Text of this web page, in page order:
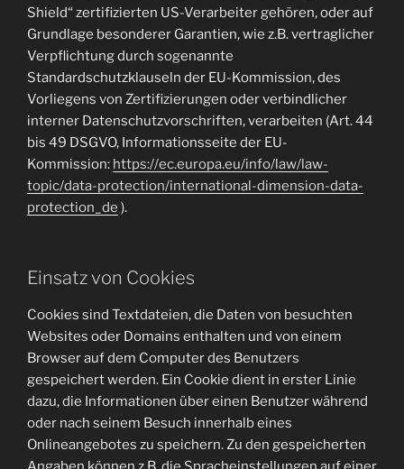
Shield“ zertifizierten US-Verarbeiter gehören, oder auf
Grundlage besonderer Garantien, wie z.B. vertraglicher
Verpflichtung durch sogenannte
Standardschutzklauseln der EU-Kommission, des
Vorliegens von Zertifizierungen oder verbindlicher
interner Datenschutzvorschriften, verarbeiten (Art. 44
bis 49 DSGVO, Informationsseite der EU-
Kommission: https://ec.europa.eu/info/law/law-
topic/data-protection/international-dimension-data-
protection_de ).
Einsatz von Cookies
Cookies sind Textdateien, die Daten von besuchten
Websites oder Domains enthalten und von einem
Browser auf dem Computer des Benutzers
gespeichert werden. Ein Cookie dient in erster Linie
dazu, die Informationen über einen Benutzer während
oder nach seinem Besuch innerhalb eines
Onlineangebotes zu speichern. Zu den gespeicherten